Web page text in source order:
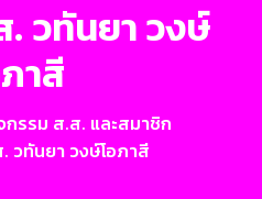
วทันยา วงษ์
าสี
กรรม ส.ส. และสมาชิก
วทันยา วงษ์โอภาสี